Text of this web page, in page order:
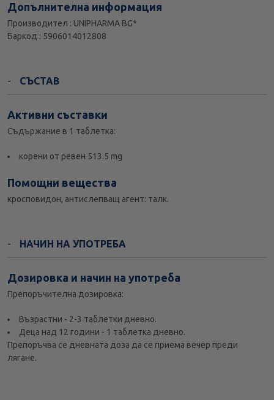
Допълнителна информация
Производител : UNIPHARMA BG*
Баркод : 5906014012808
СЪСТАВ
Активни съставки
Съдържание в 1 таблетка:
корени от ревен 513.5 mg
Помощни вещества
кросповидон, антислепващ агент: талк.
НАЧИН НА УПОТРЕБА
Дозировка и начин на употреба
Препоръчителна дозировка:
Възрастни - 2-3 таблетки дневно.
Деца над 12 години - 1 таблетка дневно.
Препоръчва се дневната доза да се приема вечер преди
лягане.